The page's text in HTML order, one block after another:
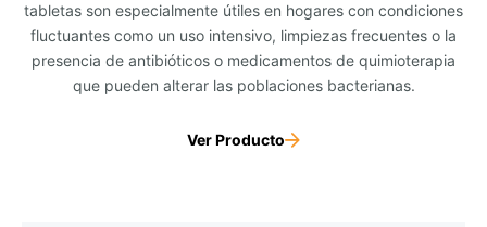
tabletas son especialmente útiles en hogares con condiciones
fluctuantes como un uso intensivo, limpiezas frecuentes o la
presencia de antibióticos o medicamentos de quimioterapia
que pueden alterar las poblaciones bacterianas.
Ver Producto